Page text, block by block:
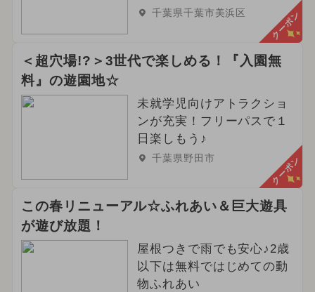
千葉県千葉市美浜区 クーポン
＜超穴場!?＞3世代で楽しめる！『入園無
料』の遊園地☆
未就学児向けアトラクショ
ンが充実！フリーパスで１
日楽しもう♪
千葉県野田市 クーポン
この春リニューアル☆ふれあい＆巨大遊具
が遊び放題！
屋根つきで雨でも安心♪2歳
以下は無料ではじめての動
物ふれあい